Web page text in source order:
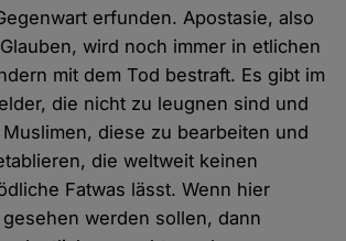
erfunden. Apostasie, also
wird noch immer in etlichen
mit dem Tod bestraft. Es gibt im
die nicht zu leugnen sind und
diese zu bearbeiten und
die weltweit keinen
Fatwas lässt. Wenn hier
werden sollen, dann